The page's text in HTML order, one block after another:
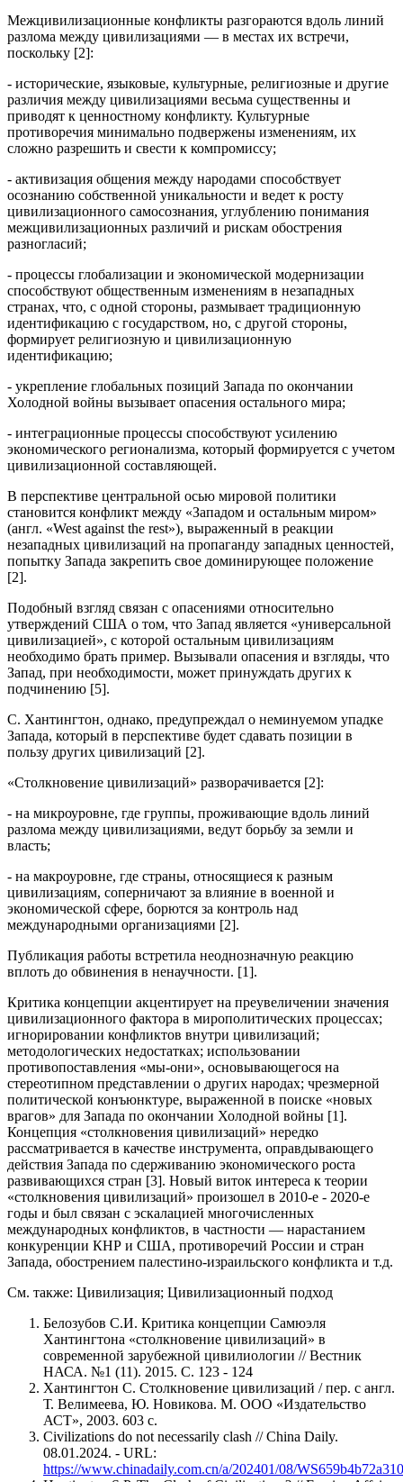
Межцивилизационные конфликты разгораются вдоль линий
разлома между цивилизациями — в местах их встречи,
поскольку [2]:
- исторические, языковые, культурные, религиозные и другие
различия между цивилизациями весьма существенны и
приводят к ценностному конфликту. Культурные
противоречия минимально подвержены изменениям, их
сложно разрешить и свести к компромиссу;
- активизация общения между народами способствует
осознанию собственной уникальности и ведет к росту
цивилизационного самосознания, углублению понимания
межцивилизационных различий и рискам обострения
разногласий;
- процессы глобализации и экономической модернизации
способствуют общественным изменениям в незападных
странах, что, с одной стороны, размывает традиционную
идентификацию с государством, но, с другой стороны,
формирует религиозную и цивилизационную
идентификацию;
- укрепление глобальных позиций Запада по окончании
Холодной войны вызывает опасения остального мира;
- интеграционные процессы способствуют усилению
экономического регионализма, который формируется с учетом
цивилизационной составляющей.
В перспективе центральной осью мировой политики
становится конфликт между «Западом и остальным миром»
(англ. «West against the rest»), выраженный в реакции
незападных цивилизаций на пропаганду западных ценностей,
попытку Запада закрепить свое доминирующее положение
[2].
Подобный взгляд связан с опасениями относительно
утверждений США о том, что Запад является «универсальной
цивилизацией», с которой остальным цивилизациям
необходимо брать пример. Вызывали опасения и взгляды, что
Запад, при необходимости, может принуждать других к
подчинению [5].
С. Хантингтон, однако, предупреждал о неминуемом упадке
Запада, который в перспективе будет сдавать позиции в
пользу других цивилизаций [2].
«Столкновение цивилизаций» разворачивается [2]:
- на микроуровне, где группы, проживающие вдоль линий
разлома между цивилизациями, ведут борьбу за земли и
власть;
- на макроуровне, где страны, относящиеся к разным
цивилизациям, соперничают за влияние в военной и
экономической сфере, борются за контроль над
международными организациями [2].
Публикация работы встретила неоднозначную реакцию
вплоть до обвинения в ненаучности. [1].
Критика концепции акцентирует на преувеличении значения
цивилизационного фактора в мирополитических процессах;
игнорировании конфликтов внутри цивилизаций;
методологических недостатках; использовании
противопоставления «мы-они», основывающегося на
стереотипном представлении о других народах; чрезмерной
политической конъюнктуре, выраженной в поиске «новых
врагов» для Запада по окончании Холодной войны [1].
Концепция «столкновения цивилизаций» нередко
рассматривается в качестве инструмента, оправдывающего
действия Запада по сдерживанию экономического роста
развивающихся стран [3]. Новый виток интереса к теории
«столкновения цивилизаций» произошел в 2010-е - 2020-е
годы и был связан с эскалацией многочисленных
международных конфликтов, в частности — нарастанием
конкуренции КНР и США, противоречий России и стран
Запада, обострением палестино-израильского конфликта и т.д.
См. также: Цивилизация; Цивилизационный подход
Белозубов С.И. Критика концепции Самюэля
Хантингтона «столкновение цивилизаций» в
современной зарубежной цивилиологии // Вестник
НАСА. №1 (11). 2015. С. 123 - 124
Хантингтон С. Столкновение цивилизаций / пер. с англ.
Т. Велимеева, Ю. Новикова. М. ООО «Издательство
АСТ», 2003. 603 с.
Civilizations do not necessarily clash // China Daily.
08.01.2024. - URL:
https://www.chinadaily.com.cn/a/202401/08/